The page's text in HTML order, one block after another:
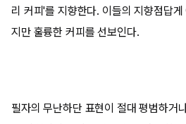
리 커피'를 지향한다. 이들의 지향점답
지만 훌륭한 커피를 선보인다.
필자의 무난하단 표현이 절대 평범하거